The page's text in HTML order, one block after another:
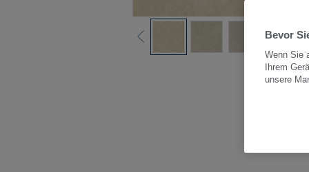
Alle
Bevor
Wenn Sie
Ihrem
unsere